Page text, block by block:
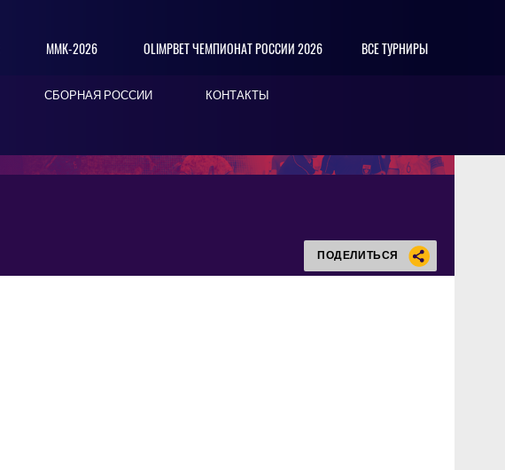
ММК-2026 OLIMPBET ЧЕМПИОНАТ РОССИИ 2026 ВСЕ ТУРНИРЫ
СБОРНАЯ РОССИИ КОНТАКТЫ
ПОДЕЛИТЬСЯ